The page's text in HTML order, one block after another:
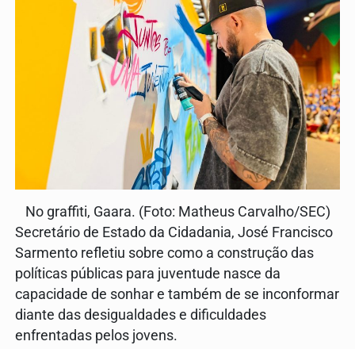
No graffiti, Gaara. (Foto: Matheus Carvalho/SEC)
Secretário de Estado da Cidadania, José Francisco
Sarmento refletiu sobre como a construção das
políticas públicas para juventude nasce da
capacidade de sonhar e também de se inconformar
diante das desigualdades e dificuldades
enfrentadas pelos jovens.